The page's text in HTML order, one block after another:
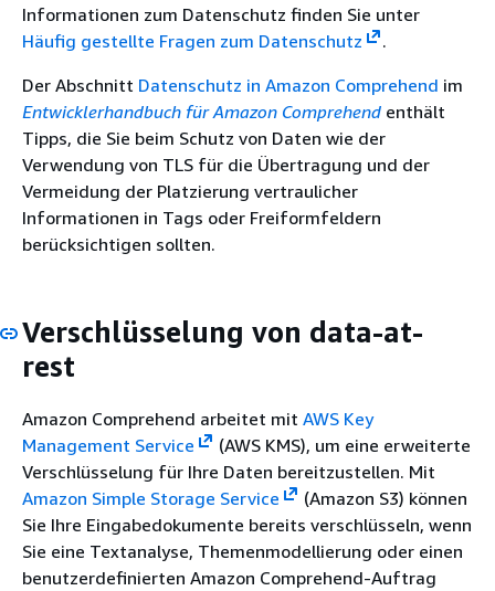
Informationen zum Datenschutz finden Sie unter
Häufig gestellte Fragen zum Datenschutz
.
Der Abschnitt Datenschutz in Amazon Comprehend im
Entwicklerhandbuch für Amazon Comprehend enthält
Tipps, die Sie beim Schutz von Daten wie der
Verwendung von TLS für die Übertragung und der
Vermeidung der Platzierung vertraulicher
Informationen in Tags oder Freiformfeldern
berücksichtigen sollten.
Verschlüsselung von data-at-
rest
Amazon Comprehend arbeitet mit AWS Key
Management Service
(AWS KMS), um eine erweiterte
Verschlüsselung für Ihre Daten bereitzustellen. Mit
Amazon Simple Storage Service
(Amazon S3) können
Sie Ihre Eingabedokumente bereits verschlüsseln, wenn
Sie eine Textanalyse, Themenmodellierung oder einen
benutzerdefinierten Amazon Comprehend-Auftrag